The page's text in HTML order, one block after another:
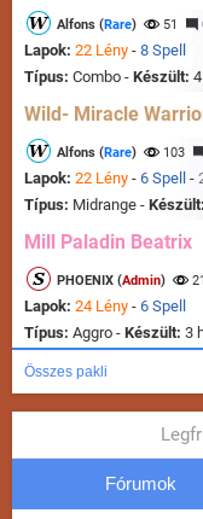
Alfons (Rare) 51
Lapok: 22 Lény - 8 Spell
Típus: Combo - Készült:
Wild- Miracle
Alfons (Rare) 103
Lapok: 22 Lény - 6 Spell -
Típus: Midrange - Készült:
Mill Paladin Beatrix
PHOENIX (Admin)
Lapok: 24 Lény - 6 Spell
Típus: Aggro - Készült: 3
Összes pakli
Fórumok